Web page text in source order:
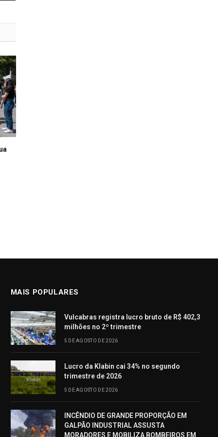
MAIS POPULARES
Vulcabras registra lucro bruto de R$ 402,3
milhões no 2º trimestre
5 DE AGOSTO DE 2026
Lucro da Klabin cai 34% no segundo
trimestre de 2026
5 DE AGOSTO DE 2026
INCÊNDIO DE GRANDE PROPORÇÃO EM
GALPÃO INDUSTRIAL ASSUSTA
MORADORES E MOBILIZA BOMBEIROS EM